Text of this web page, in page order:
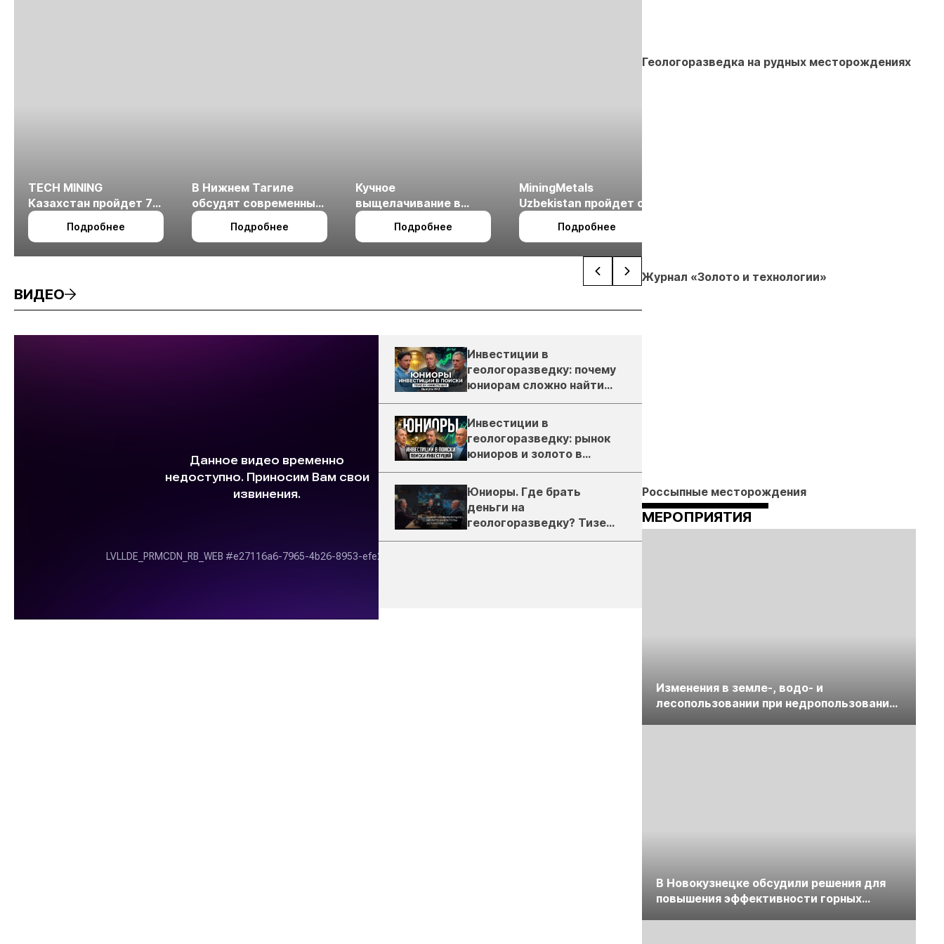
TECH MINING
Казахстан пройдет 7
октября в Алматы
Подробнее
В Нижнем Тагиле
обсудят современные
технологии
измельчения
Подробнее
Кучное
выщелачивание в
холодном климате
Подробнее
MiningMetals
Uzbekistan пройдет с
27 по 29 октября в г.
Ташкент
Подробнее
ВИДЕО
Инвестиции в
геологоразведку: почему
юниорам сложно найти
деньги
Инвестиции в
геологоразведку: рынок
юниоров и золото в
России
Юниоры. Где брать
деньги на
геологоразведку? Тизер
подкаста ЗиТ №1
Геологоразведка на рудных месторождениях
Журнал «Золото и технологии»
Россыпные месторождения
МЕРОПРИЯТИЯ
Изменения в земле-, водо- и
лесопользовании при недропользовании
В Новокузнецке обсудили решения для
повышения эффективности горных